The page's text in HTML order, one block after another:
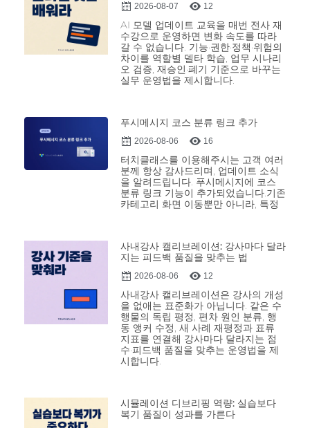
2026-08-07 12
AI 모델 업데이트 교육을 매번 전사 재
수강으로 운영하면 변화 속도를 따라
갈 수 없습니다. 기능·권한·정책·위험의
차이를 역할별 델타 학습, 업무 시나리
오 검증, 재승인·폐기 기준으로 바꾸는
실무 운영법을 제시합니다.
푸시메시지 코스 분류 링크 추가
2026-08-06 16
터치클래스를 이용해주시는 고객 여러
분께 항상 감사드리며, 업데이트 소식
을 알려드립니다. 푸시메시지에 코스
분류 링크 기능이 추가되었습니다.기존
카테고리 화면 이동뿐만 아니라, 특정
사내강사 캘리브레이션: 강사마다 달라
지는 피드백 품질을 맞추는 법
2026-08-06 12
사내강사 캘리브레이션은 강사의 개성
을 없애는 표준화가 아닙니다. 같은 수
행물의 독립 평정, 편차 원인 분류, 행
동 앵커 수정, 새 사례 재평정과 표류
지표를 연결해 강사마다 달라지는 점
수·피드백 품질을 맞추는 운영법을 제
시합니다.
시뮬레이션 디브리핑 역량: 실습보다
복기 품질이 성과를 가른다